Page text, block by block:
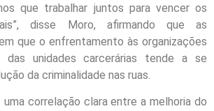
que trabalhar juntos para vencer os
disse Moro, afirmando que as
que o enfrentamento às organizações
das unidades carcerárias tende a se
da criminalidade nas ruas.
uma correlação clara entre a melhoria do